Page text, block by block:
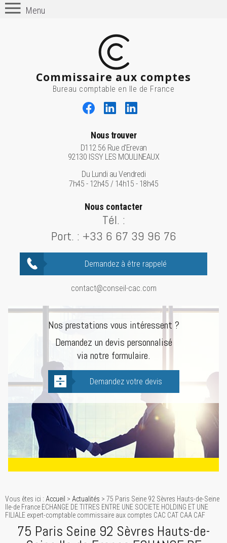
Menu
Commissaire aux comptes
Bureau comptable en Ile de France
Nous trouver
D112 56 Rue d'Erevan
92130 ISSY LES MOULINEAUX
Du Lundi au Vendredi
7h45 - 12h45 / 14h15 - 18h45
Nous contacter
Tél. :
Port. : +33 6 67 39 96 76
Demandez à être rappelé
contact@conseil-cac.com
Nos prestations vous intéressent ?
Demandez un devis personnalisé
via notre formulaire.
Demandez votre devis
Vous êtes ici : Accueil > Actualités > 75 Paris Seine 92 Sèvres Hauts-de-Seine
Ile-de France ECHANGE DE TITRES ENTRE UNE SOCIETE HOLDING ET UNE
FILIALE expert-comptable commissaire aux comptes CAC CAT CAA CAF
75 Paris Seine 92 Sèvres Hauts-de-